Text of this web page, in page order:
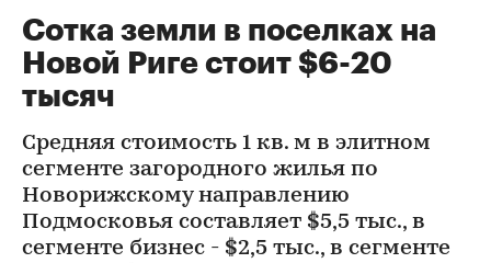
Сотка земли в поселках на
Новой Риге стоит $6-20
тысяч
Средняя стоимость 1 кв. м в элитном
сегменте загородного жилья по
Новорижскому направлению
Подмосковья составляет $5,5 тыс., в
сегменте бизнес - $2,5 тыс., в сегменте